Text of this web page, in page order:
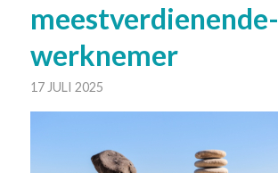
meestverdienende-
werknemer
17 JULI 2025